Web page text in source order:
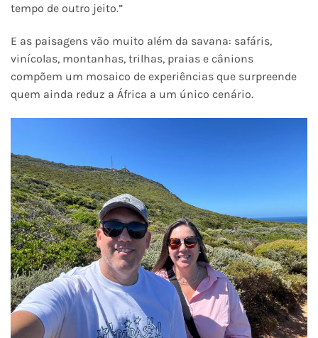
tempo de outro jeito.”
E as paisagens vão muito além da savana: safáris,
vinícolas, montanhas, trilhas, praias e cânions
compõem um mosaico de experiências que surpreende
quem ainda reduz a África a um único cenário.